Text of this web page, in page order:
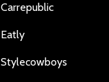
Carrepublic
Eatly
Stylecowboys